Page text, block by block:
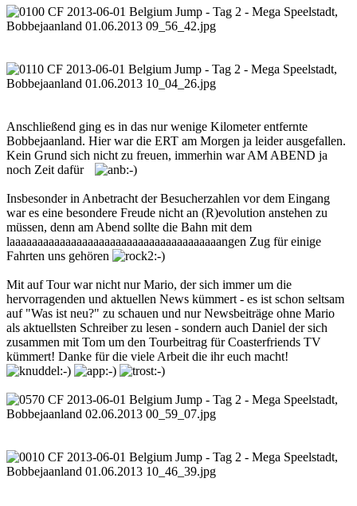
Anschließend ging es in das nur wenige Kilometer entfernte
Bobbejaanland. Hier war die ERT am Morgen ja leider ausgefallen.
Kein Grund sich nicht zu freuen, immerhin war AM ABEND ja
noch Zeit dafür
Insbesonder in Anbetracht der Besucherzahlen vor dem Eingang
war es eine besondere Freude nicht an (R)evolution anstehen zu
müssen, denn am Abend sollte die Bahn mit dem
laaaaaaaaaaaaaaaaaaaaaaaaaaaaaaaaaaaaaangen Zug für einige
Fahrten uns gehören
Mit auf Tour war nicht nur Mario, der sich immer um die
hervorragenden und aktuellen News kümmert - es ist schon seltsam
auf "Was ist neu?" zu schauen und nur Newsbeiträge ohne Mario
als aktuellsten Schreiber zu lesen - sondern auch Daniel der sich
zusammen mit Tom um den Tourbeitrag für Coasterfriends TV
kümmert! Danke für die viele Arbeit die ihr euch macht!